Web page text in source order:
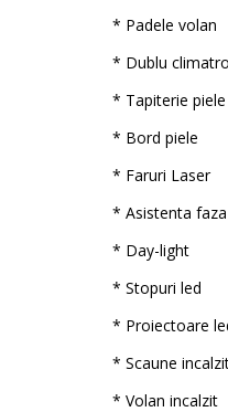
* Padele volan
* Dublu
* Tapiterie
* Bord piele
* Faruri Laser
* Asistenta
* Day-light
* Stopuri led
* Proiectoare
* Scaune
* Volan incalzit